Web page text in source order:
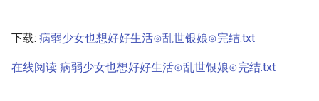
索
下载: 病弱少女也想好好生活⊙乱世银娘⊙完结.txt
在线阅读 病弱少女也想好好生活⊙乱世银娘⊙完结.txt